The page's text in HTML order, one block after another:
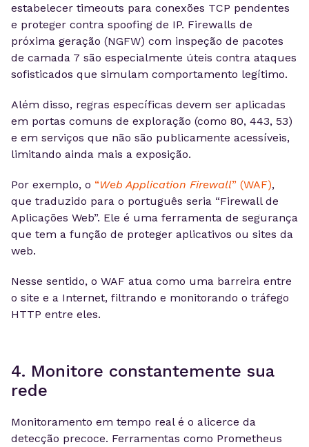
estabelecer timeouts para conexões TCP pendentes
e proteger contra spoofing de IP. Firewalls de
próxima geração (NGFW) com inspeção de pacotes
de camada 7 são especialmente úteis contra ataques
sofisticados que simulam comportamento legítimo.
Além disso, regras específicas devem ser aplicadas
em portas comuns de exploração (como 80, 443, 53)
e em serviços que não são publicamente acessíveis,
limitando ainda mais a exposição.
Por exemplo, o “Web Application Firewall” (WAF),
que traduzido para o português seria “Firewall de
Aplicações Web”. Ele é uma ferramenta de segurança
que tem a função de proteger aplicativos ou sites da
web.
Nesse sentido, o WAF atua como uma barreira entre
o site e a Internet, filtrando e monitorando o tráfego
HTTP entre eles.
4. Monitore constantemente sua
rede
Monitoramento em tempo real é o alicerce da
detecção precoce. Ferramentas como Prometheus